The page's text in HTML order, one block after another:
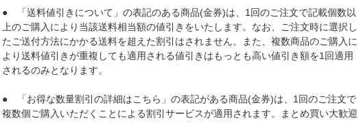
● 「送料値引きについて」の表記のある商品(金券)は、1回のご注文で記載個数以
上のご購入により当該送料相当額の値引きをいたします。なお、ご注文時に選択し
たご送付方法にかかる送料を超えた割引はされません。また、複数商品のご購入に
より送料値引きが重複しても適用される値引きはもっとも高い値引き額を1回適用
されるのみとなります。
● 「お得な数量割引の詳細はこちら」の表記がある商品(金券)は、1回のご注文で
複数個ご購入いただくことによる割引サービスが適用されます。まとめ買い大歓迎